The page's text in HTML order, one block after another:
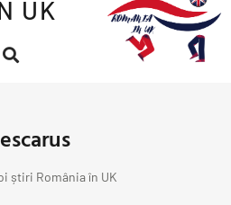
UK
știri România în UK